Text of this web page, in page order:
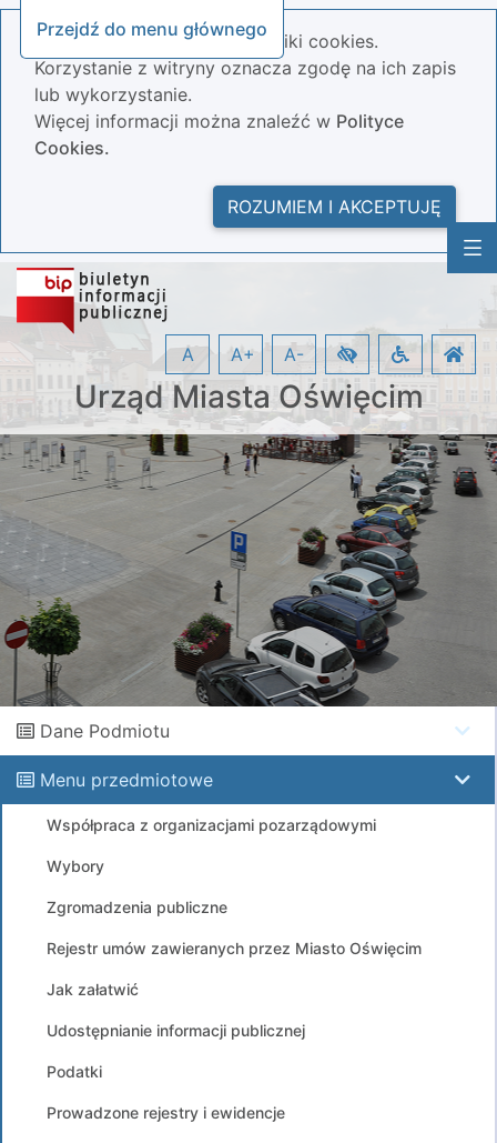
Przejdź do menu głównego
Nasza strona wykorzystuje pliki cookies.
Korzystanie z witryny oznacza zgodę na ich zapis
lub wykorzystanie.
Więcej informacji można znaleźć w Polityce
Cookies.
ROZUMIEM I AKCEPTUJĘ
Urząd Miasta Oświęcim
A A+ A-
Dane Podmiotu
Menu przedmiotowe
Współpraca z organizacjami pozarządowymi
Wybory
Zgromadzenia publiczne
Rejestr umów zawieranych przez Miasto Oświęcim
Jak załatwić
Udostępnianie informacji publicznej
Podatki
Prowadzone rejestry i ewidencje